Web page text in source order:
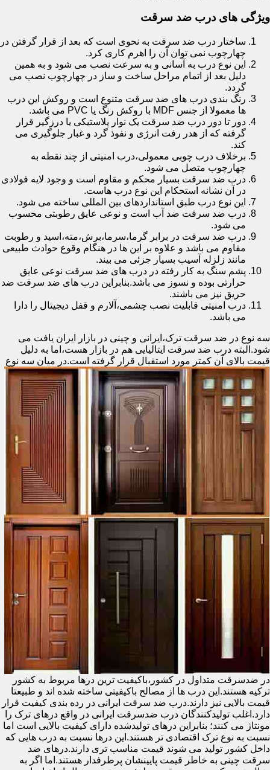
ویژگی های درب ضد سرقت
ساختار درب ضد سرقت به نحوی است که بعد از قرار گرفتن در
چهارچوب نمی توان آن را اهرم کاری کرد.
این نوع درب به آسانی و به سرعت نصب می شود و به همین
دلیل بعد از اتمام مراحل ساخت و ساز در چهارچوب نصب می
گردد.
رنگ بندی درب های ضد سرقت متنوع است و روکش این درب
ها معمولا از جنس MDF با روکش رنگ یا PVC می باشد.
دور تا دور درب ضد سرقت یک نوار پلاستیکی یا درزگیر قرار
گرفته که از هدر رفت انرژی و نفوذ گرد و غبار جلوگیری می
کند.
برخلاف درب چوبی معمولی،درب امنیتی از چند نقطه به
چهارچوب متصل می شود.
درب ضد سرقت بسیار محکم و مقاوم است و وجود لایه فولادی
در آن نشانه استحکام این نوع درب هاست.
این نوع درب طبق استانداردهای بین المللی ساخته می شود.
درب ضد سرقت ضد آب است و نوعی عایق رطوبتی محسوب
می شود.
درب ضد سرقت در برابر گرما،سرما،برش،مته،اسید و رطوبت
مقاوم می باشد و علاوه بر این ها در هنگام وقوع حوادث طبیعی
مانند زلزله آسیب بسیار جزئی می بیند.
پشم سنگ به کار رفته در درب های ضد سرقت نوعی عایق
حرارتی بوده و نسوز می باشد.بنابراین درب های ضد سرقت ضد
حریق نیز می باشند.
درب امنیتی قابلیت نصب چشمی،آلارم و قفل دیجیتال را دارا
می باشد.
سه نوع در ضد سرقت ترک،ایرانی و چینی در بازار ایران یافت می
شود.البته درب ضد سرقت ایتالیایی هم در بازار هست،اما به دلیل
قیمت بالای آن کمتر مورد استقبال قرار گرفته است.در میان سه نوع
در ضدسرقت متداول در کشور،باکیفیت ترین درها مربوط به کشور
ترکیه هستند.این درب ها از مصالح باکیفیتی ساخته شده اند و طبیعتا
قیمت بالایی نیز دارند.درب ضد سرقت ایرانی در رده بندی کیفیت قرار
دارد.اغلب تولیدکنندگان درب ضدسرقت ایرانی در واقع درهای ترک را
مونتاژ می کنند؛ بنابراین درهای تولیدشده دارای کیفیت بالایی است اما
نسبت به نوع ترک اقتصادی تر هستند.این درها نسبت به درب هایی که
داخل کشور تولید می شوند قیمت مناسب تری دارند.درهای ضد
سرقت چینی به خاطر قیمت پایینشان پرطرفدار هستند.اما اگر به